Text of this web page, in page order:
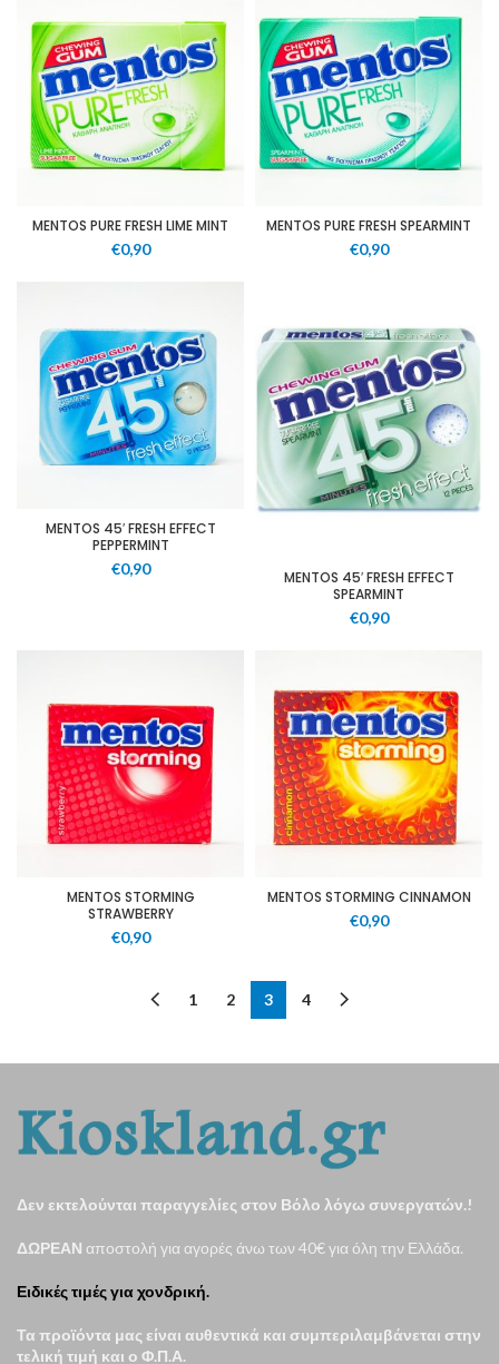
MENTOS PURE FRESH LIME MINT
€0,90
MENTOS PURE FRESH SPEARMINT
€0,90
MENTOS 45′ FRESH EFFECT
PEPPERMINT
€0,90
MENTOS 45′ FRESH EFFECT
SPEARMINT
€0,90
MENTOS STORMING
STRAWBERRY
€0,90
MENTOS STORMING CINNAMON
€0,90
1 2 3 4
Δεν εκτελούνται παραγγελίες στον Βόλο λόγω συνεργατών.!
ΔΩΡΕΑΝ αποστολή για αγορές άνω των 40€ για όλη την Ελλάδα.
Ειδικές τιμές για χονδρική.
Τα προϊόντα μας είναι αυθεντικά και συμπεριλαμβάνεται στην
τελική τιμή και ο Φ.Π.Α.